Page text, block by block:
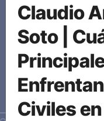
Claudio
Soto |
Civiles